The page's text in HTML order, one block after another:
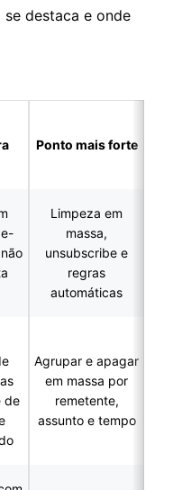
se destaca e onde
Ponto mais forte
Limpeza em
massa,
unsubscribe e
regras
automáticas
de
Agrupar e apagar
em massa por
remetente,
assunto e tempo